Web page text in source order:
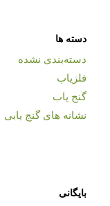
دسته ها
دسته‌بندی نشده
فلزیاب
گنج یاب
نشانه های گنج یابی
بایگانی